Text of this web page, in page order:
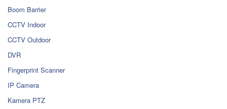
Boom Barrier
CCTV Indoor
CCTV Outdoor
DVR
Fingerprint Scanner
IP Camera
Kamera PTZ